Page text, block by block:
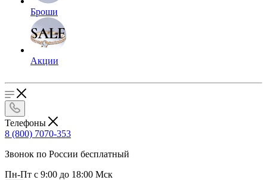
Броши
Акции
Телефоны
8 (800) 7070-353
Звонок по России бесплатный
Пн-Пт с 9:00 до 18:00 Мск